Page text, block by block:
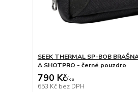
SEEK THERMAL SP-BOB
A SHOTPRO - černé pouzdro
790 Kč/ks
653 Kč bez DPH